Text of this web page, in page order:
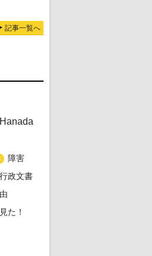
記事一覧へ
障害
行政文書
た！